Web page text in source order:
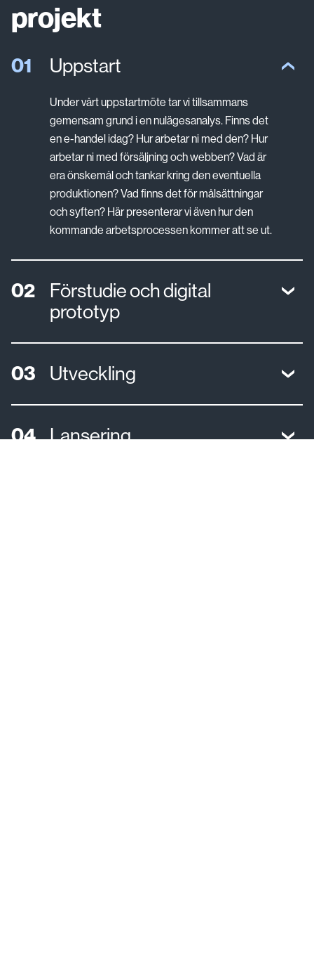
projekt
Uppstart
Under vårt uppstartmöte tar vi tillsammans
gemensam grund i en nulägesanalys. Finns det
en e-handel idag? Hur arbetar ni med den? Hur
arbetar ni med försäljning och webben? Vad är
era önskemål och tankar kring den eventuella
produktionen? Vad finns det för målsättningar
och syften? Här presenterar vi även hur den
kommande arbetsprocessen kommer att se ut.
Förstudie och digital
prototyp
Utveckling
Lansering